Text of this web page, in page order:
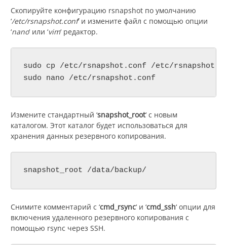
Скопируйте конфигурацию rsnapshot по умолчанию
‘/etc/rsnapshot.conf‘ и измените файл с помощью опции
‘nano‘ или ‘vim‘ редактор.
sudo cp /etc/rsnapshot.conf /etc/
sudo nano /etc/rsnapshot.conf
Измените стандартный ‘snapshot_root‘ с новым
каталогом. Этот каталог будет использоваться для
хранения данных резервного копирования.
snapshot_root /data/backup/
Снимите комментарий с ‘cmd_rsync‘ и ‘cmd_ssh‘ опции для
включения удаленного резервного копирования с
помощью rsync через SSH.